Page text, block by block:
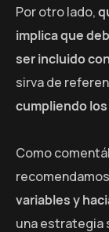
Por otro lado,
implica que
ser incluido
sirva de
cumpliendo
Como
variables y
una estrategia